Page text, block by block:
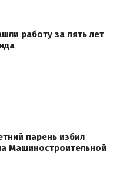
работу за пять лет
парень избил
Машиностроительной